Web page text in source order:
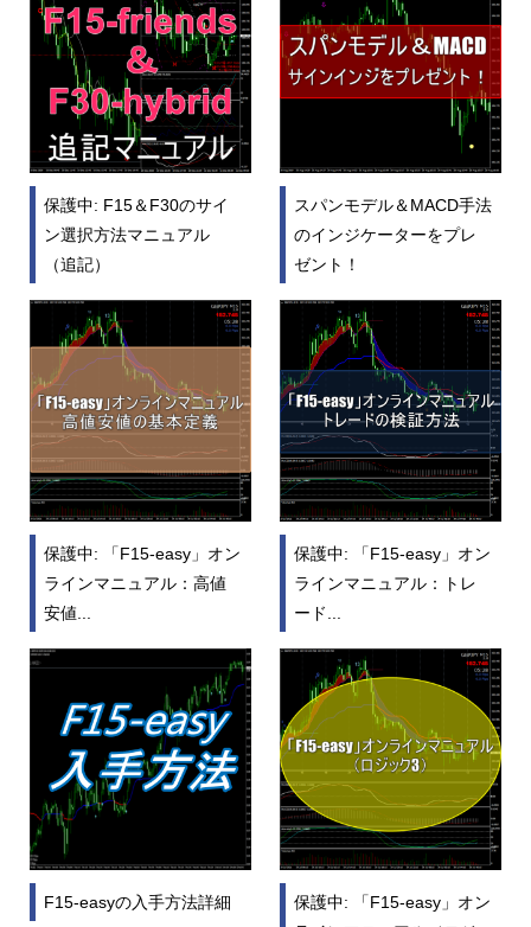
保護中: F15＆F30のサイ
ン選択方法マニュアル
（追記）
スパンモデル＆MACD手法
のインジケーターをプレ
ゼント！
保護中: 「F15-easy」オン
ラインマニュアル：高値
安値...
保護中: 「F15-easy」オン
ラインマニュアル：トレ
ード...
F15-easyの入手方法詳細
保護中: 「F15-easy」オン